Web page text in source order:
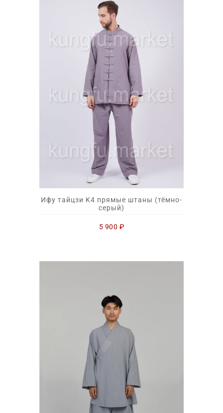
Ифу тайцзи K4 прямые штаны (тёмно-
серый)
5 900 ₽